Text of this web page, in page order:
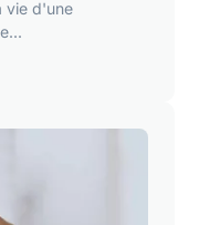
vie d'une